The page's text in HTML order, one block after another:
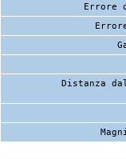
Errore
Distanza